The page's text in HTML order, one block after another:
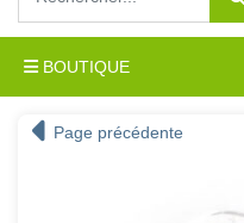
BOUTIQUE
Page précédente